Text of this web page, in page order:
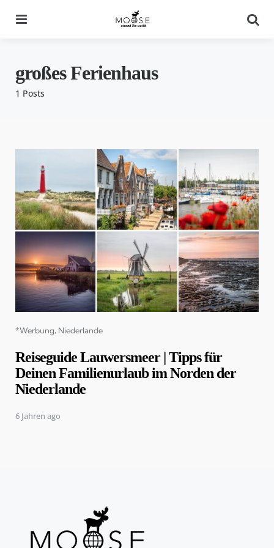
1 Posts
großes Ferienhaus
Categories
*Werbung Niederlande
Reiseguide Lauwersmeer | Tipps für
Deinen Familienurlaub im Norden der
Niederlande
6 Jahren ago